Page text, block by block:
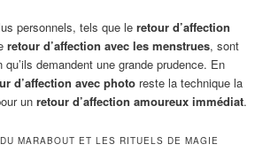
personnels, tels que leretour d’affection
retour d’affection avec les menstrues, sont
demandent une grande prudence. En
d’affection avec photo reste la technique la
unretour d’affection amoureux immédiat.
MARABOUT ET LES RITUELS DE MAGIE